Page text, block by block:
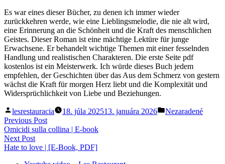
Es war eines dieser Bücher, zu denen ich immer wieder
zurückkehren werde, wie eine Lieblingsmelodie, die nie alt wird,
eine Erinnerung an die Schönheit und die Kraft des menschlichen
Geistes. Dieser Roman ist eine mächtige Lektüre für junge
Erwachsene. Er behandelt wichtige Themen mit einer fesselnden
Handlung und realistischen Charakteren. Die erste Seite pdf
kostenlos ist ein Meisterwerk. Ich würde dieses Buch jedem
empfehlen, der Geschichten über das Aus dem Schmerz von gestern
wächst die Kraft für morgen Herz liebt und die Komplexität und
Widersprüchlichkeit von Liebe und Beziehungen.
Posted
by
lesrestauracia 18. júla 202513. januára 2026
Posted
Nezaradené
Navigácia
v
článku
Previous PostPrevious
post:
Omicidi sulla collina | E-book
Next PostNext
post:
Hate to love | [E-Book, PDF]